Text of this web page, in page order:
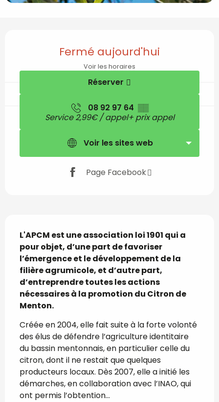
Ouverture et
Fermé aujourd'hui
Voir les horaires
Réserver
08 92 97 64 ▒▒
Service 2,99€ / appel+ prix appel
Voir les sites web
Page Facebook
Description
L'APCM est une association loi 1901 qui a
pour objet, d’une part de favoriser
l’émergence et le développement de la
filière agrumicole, et d’autre part,
d’entreprendre toutes les actions
nécessaires à la promotion du Citron de
Menton.
Créée en 2004, elle fait suite à la forte volonté
des élus de défendre l’agriculture identitaire
du bassin mentonnais, en particulier celle du
citron, dont il ne restait que quelques
producteurs locaux. Dès 2007, elle a initié les
démarches, en collaboration avec l’INAO, qui
ont permis l’obtention...